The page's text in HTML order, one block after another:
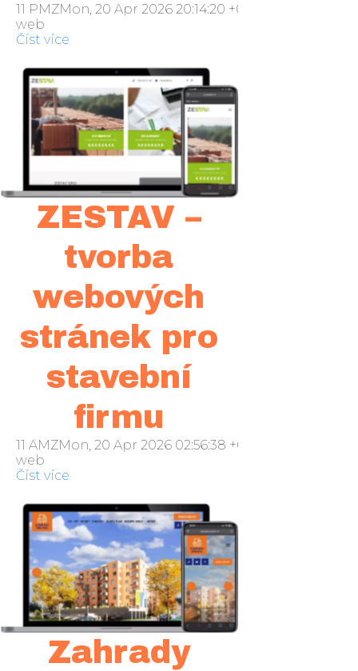
11 PMZMon, 20 Apr 2026 20:14:20 +000014pondělí
web
Číst více
ZESTAV –
tvorba
webových
stránek pro
stavební
firmu
11 AMZMon, 20 Apr 2026 02:56:38 +000056pondělí
web
Číst více
Zahrady